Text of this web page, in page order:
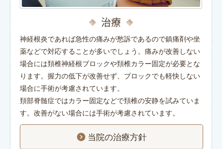
治療
神経根炎であれば急性の痛みが愁訴であるので鎮痛剤や坐
薬などで対応することが多いでしょう。痛みが改善しない
場合には頚椎神経根ブロックや頚椎カラー固定が必要とな
ります。握力の低下が改善せず、ブロックでも軽快しない
場合に手術が考慮されています。
頚部脊髄症ではカラー固定などで頚椎の安静を試みていま
す。改善がない場合には手術が考慮されています。
当院の治療方針